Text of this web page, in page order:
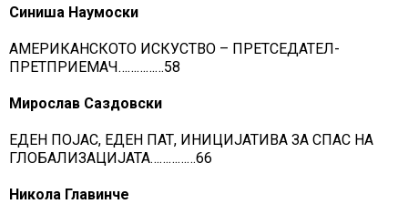
Синиша Наумоски
АМЕРИКАНСКОТО ИСКУСТВО – ПРЕТСЕДАТЕЛ-
ПРЕТПРИЕМАЧ……………58
Мирослав Саздовски
ЕДЕН ПОЈАС, ЕДЕН ПАТ, ИНИЦИЈАТИВА ЗА СПАС НА
ГЛОБАЛИЗАЦИЈАТА……………66
Никола Главинче